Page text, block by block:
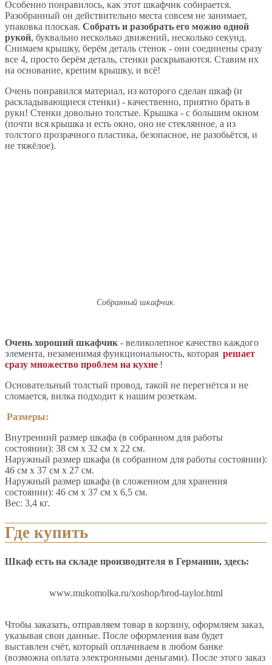
Особенно понравилось, как этот шкафчик собирается.
Разобранный он действительно места совсем не занимает,
упаковка плоская. Собрать и разобрать его можно одной
рукой, буквально несколько движений, несколько секунд.
Снимаем крышку, берём деталь стенок - они соединены сразу
все 4, просто берём деталь, стенки раскрываются. Ставим их
на основание, крепим крышку, и всё!
Очень понравился материал, из которого сделан шкаф (и
раскладывающиеся стенки) - качественно, приятно брать в
руки! Стенки довольно толстые. Крышка - с большим окном
(почти вся крышка и есть окно, оно не стеклянное, а из
толстого прозрачного пластика, безопасное, не разобьётся, и
не тяжёлое).
Собранный шкафчик.
Очень хороший шкафчик - великолепное качество каждого
элемента, незаменимая функциональность, которая решает
сразу множество проблем на кухне !
Основательный толстый провод, такой не перегнётся и не
сломается, вилка подходит к нашим розеткам.
Размеры:
Внутренний размер шкафа (в собранном для работы
состоянии): 38 см х 32 см х 22 см.
Наружный размер шкафа (в собранном для работы состоянии):
46 см х 37 см х 27 см.
Наружный размер шкафа (в сложенном для хранения
состоянии): 46 см х 37 см х 6,5 см.
Вес: 3,4 кг.
Где купить
Шкаф есть на складе производителя в Германии, здесь:
www.mukomolka.ru/xoshop/brod-taylor.html
Чтобы заказать, отправляем товар в корзину, оформляем заказ,
указывая свои данные. После оформления вам будет
выставлен счёт, который оплачиваем в любом банке
(возможна оплата электронными деньгами). После этого заказ